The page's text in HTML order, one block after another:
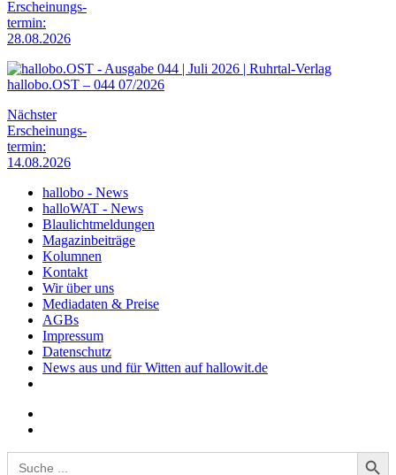
Erscheinungs-
termin:
28.08.2026
hallobo.OST – 044 07/2026
Nächster
Erscheinungs-
termin:
14.08.2026
hallobo - News
halloWAT - News
Blaulichtmeldungen
Magazinbeiträge
Kolumnen
Kontakt
Wir über uns
Mediadaten & Preise
AGBs
Impressum
Datenschutz
News aus und für Witten auf hallowit.de
Search
for:
Search Button